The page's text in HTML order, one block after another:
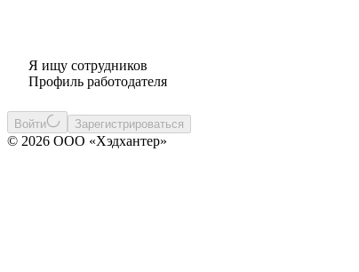
Я ищу сотрудников
Профиль работодателя
Войти Зарегистрироваться
© 2026 ООО «Хэдхантер»